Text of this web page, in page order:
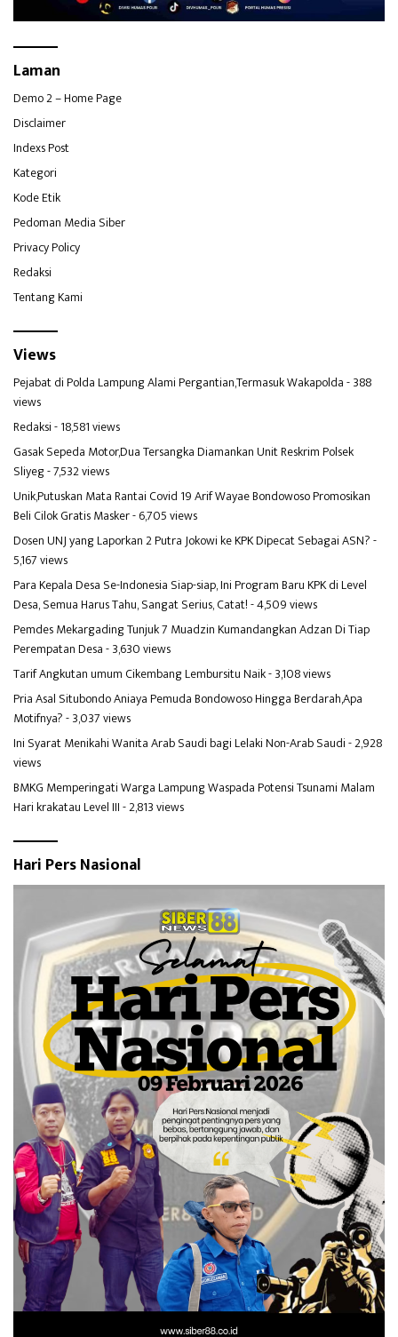
Laman
Demo 2 – Home Page
Disclaimer
Indexs Post
Kategori
Kode Etik
Pedoman Media Siber
Privacy Policy
Redaksi
Tentang Kami
Views
Pejabat di Polda Lampung Alami Pergantian,Termasuk Wakapolda- 388
views
Redaksi- 18,581 views
Gasak Sepeda Motor,Dua Tersangka Diamankan Unit Reskrim Polsek
Sliyeg- 7,532 views
Unik,Putuskan Mata Rantai Covid 19 Arif Wayae Bondowoso Promosikan
Beli Cilok Gratis Masker- 6,705 views
Dosen UNJ yang Laporkan 2 Putra Jokowi ke KPK Dipecat Sebagai ASN?-
5,167 views
Para Kepala Desa Se-Indonesia Siap-siap, Ini Program Baru KPK di Level
Desa, Semua Harus Tahu, Sangat Serius, Catat!- 4,509 views
Pemdes Mekargading Tunjuk 7 Muadzin Kumandangkan Adzan Di Tiap
Perempatan Desa- 3,630 views
Tarif Angkutan umum Cikembang Lembursitu Naik- 3,108 views
Pria Asal Situbondo Aniaya Pemuda Bondowoso Hingga Berdarah,Apa
Motifnya?- 3,037 views
Ini Syarat Menikahi Wanita Arab Saudi bagi Lelaki Non-Arab Saudi- 2,928
views
BMKG Memperingati Warga Lampung Waspada Potensi Tsunami Malam
Hari krakatau Level III- 2,813 views
Hari Pers Nasional